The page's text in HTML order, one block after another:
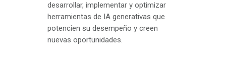
desarrollar, implementar y optimizar
herramientas de IA generativas que
potencien su desempeño y creen
nuevas oportunidades.